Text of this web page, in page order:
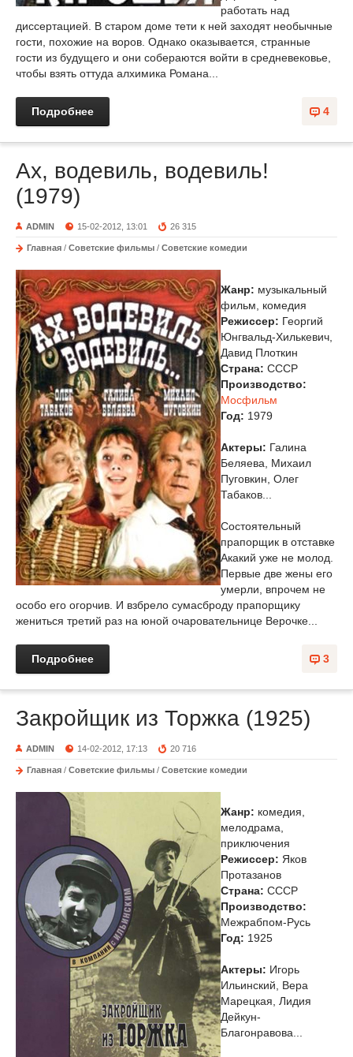
работать над
диссертацией. В старом доме тети к ней заходят необычные
гости, похожие на воров. Однако оказывается, странные
гости из будущего и они собераются войти в средневековье,
чтобы взять оттуда алхимика Романа...
4
Подробнее
Ах, водевиль, водевиль!
(1979)
ADMIN 15-02-2012, 13:01 26 315
Главная / Советские фильмы / Советские комедии
Жанр: музыкальный
фильм, комедия
Режиссер: Георгий
Юнгвальд-Хилькевич,
Давид Плоткин
Страна: СССР
Производство:
Мосфильм
Год: 1979
Актеры: Галина
Беляева, Михаил
Пуговкин, Олег
Табаков...
Состоятельный
прапорщик в отставке
Акакий уже не молод.
Первые две жены его
умерли, впрочем не
особо его огорчив. И взбрело сумасброду прапорщику
жениться третий раз на юной очаровательнице Верочке...
3
Подробнее
Закройщик из Торжка (1925)
ADMIN 14-02-2012, 17:13 20 716
Главная / Советские фильмы / Советские комедии
Жанр: комедия,
мелодрама,
приключения
Режиссер: Яков
Протазанов
Страна: СССР
Производство:
Межрабпом-Русь
Год: 1925
Актеры: Игорь
Ильинский, Вера
Марецкая, Лидия
Дейкун-
Благонравова...